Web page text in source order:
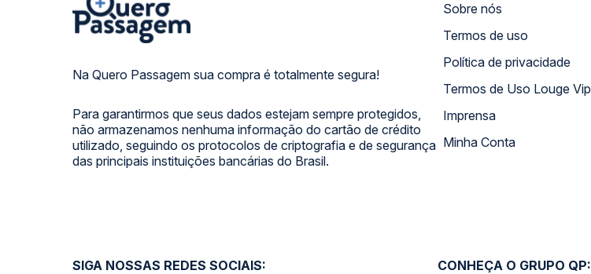
Na Quero Passagem sua compra é totalmente segura!
Para garantirmos que seus dados estejam sempre protegidos,
não armazenamos nenhuma informação do cartão de crédito
utilizado, seguindo os protocolos de criptografia e de segurança
das principais instituições bancárias do Brasil.
Sobre nós
Termos de uso
Política de privacidade
Termos de Uso Louge Vip
Imprensa
Minha Conta
SIGA NOSSAS REDES SOCIAIS: CONHEÇA O GRUPO QP: